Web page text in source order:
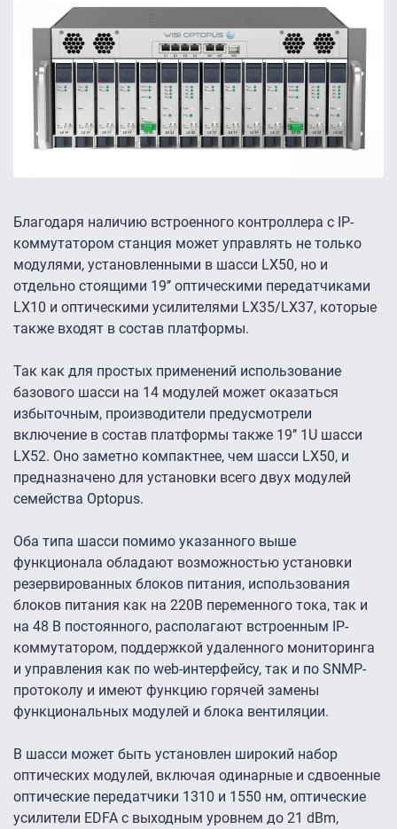
Благодаря наличию встроенного контроллера с IP-
коммутатором станция может управлять не только
модулями, установленными в шасси LX50, но и
отдельно стоящими 19’’ оптическими передатчиками
LX10 и оптическими усилителями LX35/LX37, которые
также входят в состав платформы.
Так как для простых применений использование
базового шасси на 14 модулей может оказаться
избыточным, производители предусмотрели
включение в состав платформы также 19’’ 1U шасси
LX52. Оно заметно компактнее, чем шасси LX50, и
предназначено для установки всего двух модулей
семейства Optopus.
Оба типа шасси помимо указанного выше
функционала обладают возможностью установки
резервированных блоков питания, использования
блоков питания как на 220В переменного тока, так и
на 48 В постоянного, располагают встроенным IP-
коммутатором, поддержкой удаленного мониторинга
и управления как по web-интерфейсу, так и по SNMP-
протоколу и имеют функцию горячей замены
функциональных модулей и блока вентиляции.
В шасси может быть установлен широкий набор
оптических модулей, включая одинарные и сдвоенные
оптические передатчики 1310 и 1550 нм, оптические
усилители EDFA с выходным уровнем до 21 dBm,